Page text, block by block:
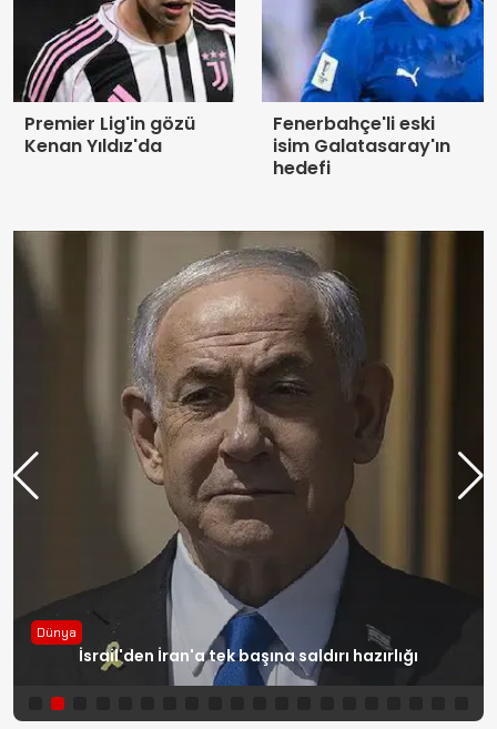
Premier Lig'in gözü
Kenan Yıldız'da
Fenerbahçe'li eski
isim Galatasaray'ın
hedefi
Dünya
İsrail'den İran'a tek başına saldırı hazırlığı